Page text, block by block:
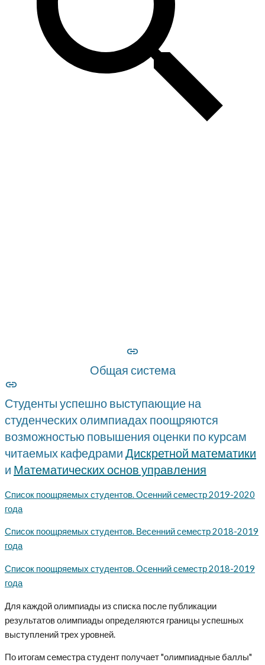
Общая система
Студенты успешно выступающие на
студенческих олимпиадах поощряются
возможностью повышения оценки по курсам
читаемых кафедрами Дискретной математики
и Математических основ управления
Список поощряемых студентов. Осенний семестр 2019-2020
года
Список поощряемых студентов. Весенний семестр 2018-2019
года
Список поощряемых студентов. Осенний семестр 2018-2019
года
Для каждой олимпиады из списка после публикации
результатов олимпиады определяются границы успешных
выступлений трех уровней.
По итогам семестра студент получает "олимпиадные баллы"